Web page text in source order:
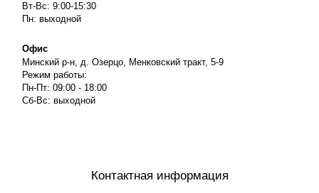
Вт-Вс: 9:00-15:30
Пн: выходной
Офис
Минский р-н, д. Озерцо, Менковский тракт, 5-9
Режим работы:
Пн-Пт: 09:00 - 18:00
Сб-Вс: выходной
Контактная информация